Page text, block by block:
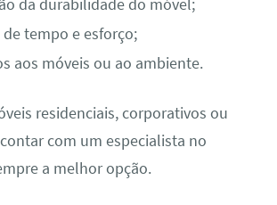
da durabilidade do móvel;
tempo e esforço;
aos móveis ou ao ambiente.
residenciais, corporativos ou
com um especialista no
a melhor opção.